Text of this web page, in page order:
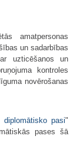
amatpersonas
un sadarbības
uzticēšanos un
kontroles
novērošanas
diplomātisko pasi"
pases šā